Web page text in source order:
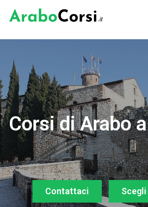
Corsi di Arabo
Contattaci